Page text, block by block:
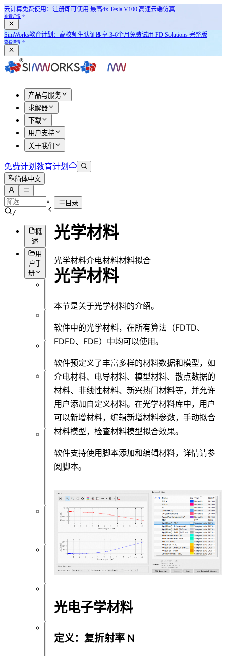
云计算免费使用：注册即可使用 最高4x Tesla V100 高速云端仿真
查看详情
SimWorks教育计划： 高校师生认证即享 3-6个月免费试用 FD Solutions 完整版
查看详情
产品与服务
求解器
下载
用户支持
关于我们
免费计划 教育计划
简体中文
/
概
述
用
户手
册
述
简
言
户
界
面
件
功
能
构
资
目录
光学材料
光学材料介电材料材料拟合
光学材料
本节是关于光学材料的介绍。
软件中的光学材料，在所有算法（FDTD、
FDFD、FDE）中均可以使用。
软件预定义了丰富多样的材料数据和模型，如
介电材料、电导材料、模型材料、散点数据的
材料、非线性材料、新兴热门材料等，并允许
用户添加自定义材料。在光学材料库中，用户
可以新增材料，编辑新增材料参数，手动拟合
材料模型，检查材料模型拟合效果。
软件支持使用脚本添加和编辑材料，详情请参
阅脚本。
光电子学材料
定义：复折射率 N